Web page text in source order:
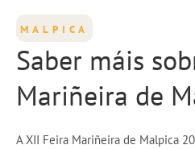
MALPICA
Saber máis
Mariñeira de
A XII Feira Mariñeira de Malpica